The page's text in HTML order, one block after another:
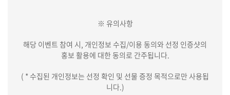
※ 유의사항
해당 이벤트 참여 시, 개인정보 수집/이용 동의와 선정 인증샷의
홍보 활용에 대한 동의로 간주됩니다.
( * 수집된 개인정보는 선정 확인 및 선물 증정 목적으로만 사용됩
니다.)